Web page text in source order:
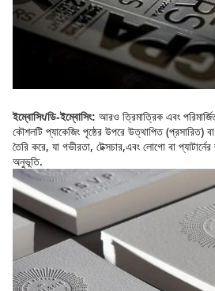
ইম্বোসিং/ডি-ইম্বোসিং: আরও ত্রিমাত্রিক এবং
কৌশলটি প্যাকেজিং পৃষ্ঠের উপরে উত্থাপিত (প্রসারিত)
তৈরি করে, যা গভীরতা, টেক্সচার,এবং লোগো বা
অনুভূতি.